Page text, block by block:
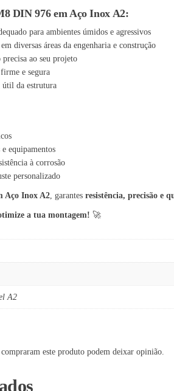
DIN 976 em Aço Inox A2:
para ambientes úmidos e agressivos
diversas áreas da engenharia e construção
precisa ao seu projeto
e segura
útil da estrutura
equipamentos
à corrosão
personalizado
Aço Inox A2 , garantes resistência, precisão e
a tua montagem! 🚀
A2
este produto podem deixar opinião.